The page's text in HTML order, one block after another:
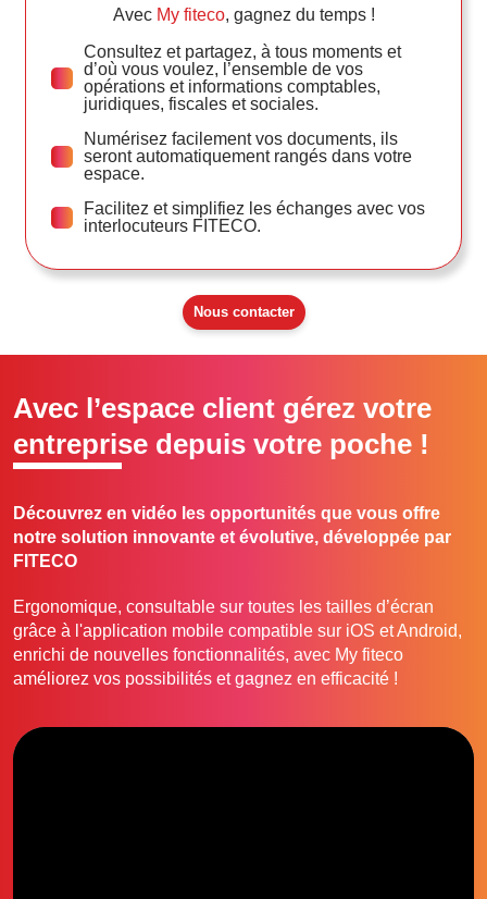
Avec My fiteco, gagnez du temps !
Consultez et partagez, à tous moments et
d’où vous voulez, l’ensemble de vos
opérations et informations comptables,
juridiques, fiscales et sociales.
Numérisez facilement vos documents, ils
seront automatiquement rangés dans votre
espace.
Facilitez et simplifiez les échanges avec vos
interlocuteurs FITECO.
Nous contacter
Avec l’espace client gérez votre
entreprise depuis votre poche !
Découvrez en vidéo les opportunités que vous offre
notre solution innovante et évolutive, développée par
FITECO
Ergonomique, consultable sur toutes les tailles d’écran
grâce à l'application mobile compatible sur iOS et Android,
enrichi de nouvelles fonctionnalités, avec My fiteco
améliorez vos possibilités et gagnez en efficacité !